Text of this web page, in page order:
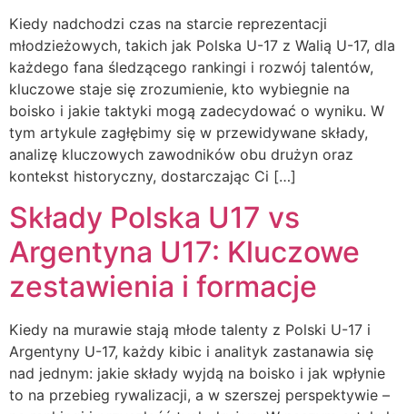
Kiedy nadchodzi czas na starcie reprezentacji
młodzieżowych, takich jak Polska U-17 z Walią U-17, dla
każdego fana śledzącego rankingi i rozwój talentów,
kluczowe staje się zrozumienie, kto wybiegnie na
boisko i jakie taktyki mogą zadecydować o wyniku. W
tym artykule zagłębimy się w przewidywane składy,
analizę kluczowych zawodników obu drużyn oraz
kontekst historyczny, dostarczając Ci […]
Składy Polska U17 vs
Argentyna U17: Kluczowe
zestawienia i formacje
Kiedy na murawie stają młode talenty z Polski U-17 i
Argentyny U-17, każdy kibic i analityk zastanawia się
nad jednym: jakie składy wyjdą na boisko i jak wpłynie
to na przebieg rywalizacji, a w szerszej perspektywie –